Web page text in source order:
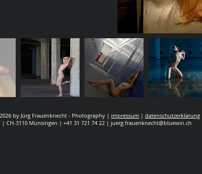
by Jürg Frauenknecht - Photography | impressum | datenschutzerklärung
| CH-3110 Münsingen | +41 31 721 74 22 | juerg.frauenknecht@bluewin.ch